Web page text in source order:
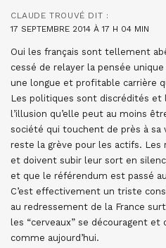
CLAUDE TROUVÉ DIT :
17 SEPTEMBRE 2014 À 17 H 04 MIN
Oui les français sont tellement
cessé de relayer la pensée
une longue et profitable carrière
Les politiques sont discrédités et
l’illusion qu’elle peut au moins
société qui touchent de près à sa
reste la grève pour les actifs.
et doivent subir leur sort en
et que le référendum est passé
C’est effectivement un triste
au redressement de la France
les “cerveaux” se découragent et
comme aujourd’hui.